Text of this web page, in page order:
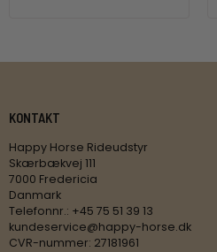
KONTAKT
Happy Horse Rideudstyr
Skærbækvej 111
7000 Fredericia
Danmark
Telefonnr.: +45 75 51 39 13
kundeservice@happy-horse.dk
CVR-nummer: 27181961